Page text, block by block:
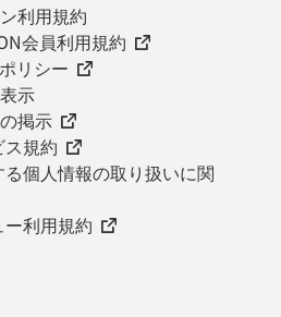
利用規約
会員利用規約
リシー
示
掲示
規約
個人情報の取り扱いに関
利用規約